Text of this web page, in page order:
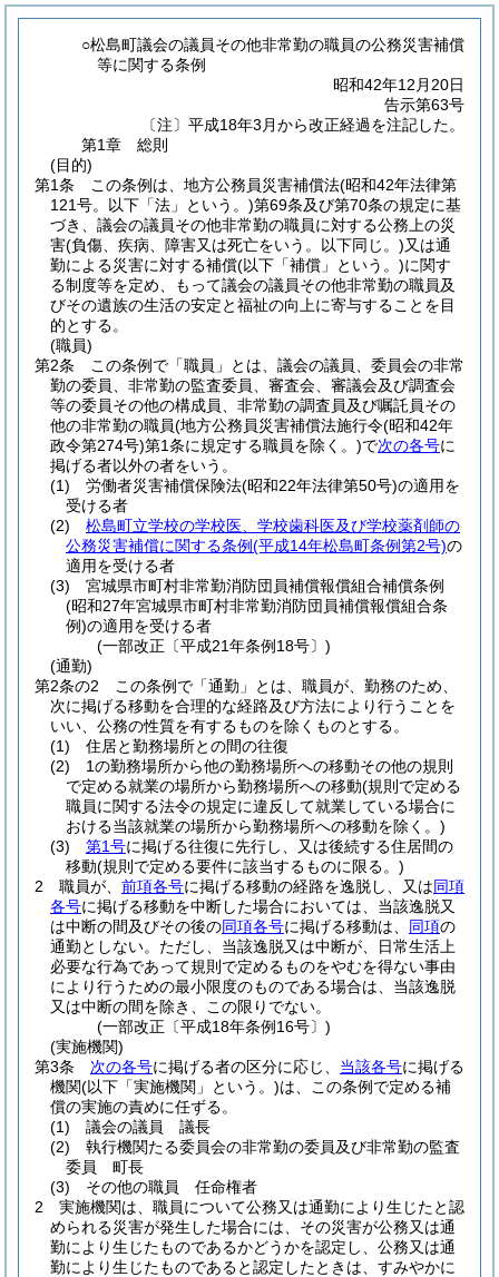
○松島町議会の議員その他非常勤の職員の公務災害補償
等に関する条例
昭和42年12月20日
告示第63号
〔注〕平成18年3月から改正経過を注記した。
第1章
総則
(目的)
第1条
この条例は、地方公務員災害補償法(昭和42年法律第
121号。以下「法」という。)第69条及び第70条の規定に基
づき、議会の議員その他非常勤の職員に対する公務上の災
害(負傷、疾病、障害又は死亡をいう。以下同じ。)又は通
勤による災害に対する補償(以下「補償」という。)に関す
る制度等を定め、もって議会の議員その他非常勤の職員及
びその遺族の生活の安定と福祉の向上に寄与することを目
的とする。
(職員)
第2条
この条例で「職員」とは、議会の議員、委員会の非常
勤の委員、非常勤の監査委員、審査会、審議会及び調査会
等の委員その他の構成員、非常勤の調査員及び嘱託員その
他の非常勤の職員(地方公務員災害補償法施行令(昭和42年
政令第274号)第1条に規定する職員を除く。)で次の各号に
掲げる者以外の者をいう。
(1)
労働者災害補償保険法(昭和22年法律第50号)の適用を
受ける者
(2)
松島町立学校の学校医、学校歯科医及び学校薬剤師の
公務災害補償に関する条例(平成14年松島町条例第2号)の
適用を受ける者
(3)
宮城県市町村非常勤消防団員補償報償組合補償条例
(昭和27年宮城県市町村非常勤消防団員補償報償組合条
例)の適用を受ける者
(一部改正〔平成21年条例18号〕)
(通勤)
第2条の2
この条例で「通勤」とは、職員が、勤務のため、
次に掲げる移動を合理的な経路及び方法により行うことを
いい、公務の性質を有するものを除くものとする。
(1)
住居と勤務場所との間の往復
(2)
1の勤務場所から他の勤務場所への移動その他の規則
で定める就業の場所から勤務場所への移動(規則で定める
職員に関する法令の規定に違反して就業している場合に
おける当該就業の場所から勤務場所への移動を除く。)
(3)
第1号に掲げる往復に先行し、又は後続する住居間の
移動(規則で定める要件に該当するものに限る。)
2
職員が、 前項各号に掲げる移動の経路を逸脱し、又は同項
各号に掲げる移動を中断した場合においては、当該逸脱又
は中断の間及びその後の同項各号に掲げる移動は、 同項の
通勤としない。 ただし、当該逸脱又は中断が、日常生活上
必要な行為であって規則で定めるものをやむを得ない事由
により行うための最小限度のものである場合は、当該逸脱
又は中断の間を除き、この限りでない。
(一部改正〔平成18年条例16号〕)
(実施機関)
第3条
次の各号に掲げる者の区分に応じ、 当該各号に掲げる
機関(以下「実施機関」という。)は、この条例で定める補
償の実施の責めに任ずる。
(1)
議会の議員 議長
(2)
執行機関たる委員会の非常勤の委員及び非常勤の監査
委員 町長
(3)
その他の職員 任命権者
2
実施機関は、職員について公務又は通勤により生じたと認
められる災害が発生した場合には、その災害が公務又は通
勤により生じたものであるかどうかを認定し、公務又は通
勤により生じたものであると認定したときは、すみやかに